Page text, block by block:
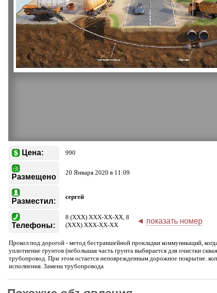
Цена: 990
Размещено
20 Января 2020 в 11:09
Разместил:
сергей
Телефоны:
8 (XXX) XXX-XX-XX, 8
(XXX) XXX-XX-XX
◄ показать номер
Прокол под дорогой - метод бестраншейной прокладки коммуникаций,
уплотнение грунтов (небольшая часть грунта выбирается для очистки
трубопровод. При этом остается неповрежденным дорожное покрытие.
исполнения. Замена трубопровода